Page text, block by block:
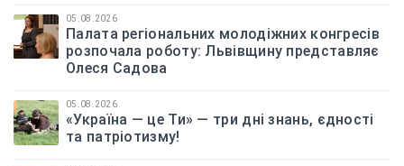
05.08.2026
Палата регіональних молодіжних конгресів
розпочала роботу: Львівщину представляє
Олеся Садова
05.08.2026
«Україна — це Ти» — три дні знань, єдності
та патріотизму!